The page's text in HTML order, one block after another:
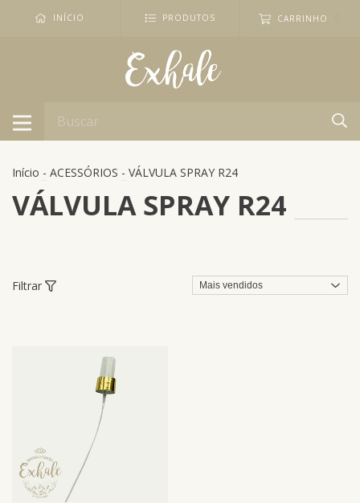
INÍCIO PRODUTOS CARRINHO
Início - ACESSÓRIOS - VÁLVULA SPRAY R24
VÁLVULA SPRAY R24
Filtrar